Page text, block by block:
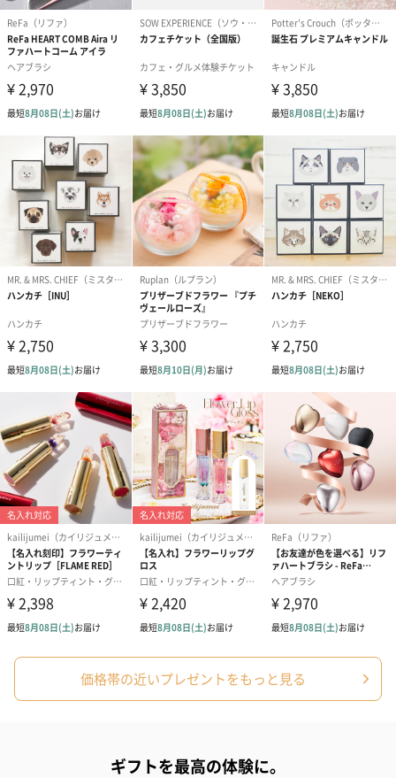
生花
生花のブーケを同梱します。
※9-15時にご注文いただく場合、最短のお届け可能日が通常より
も1日遅くなります。
シーズンブーケ（ひま
わり）（1,880円）
ブーケ（ホワイトグリ
ーン）（1,650円）
ブーケ（ピン
（1,650円）
ドライフラワー・プリザーブドフラワー
自然のお花で作ったドライフラワー・プリザーブドフラワーを同
梱します。
一部花材が写真と異なる場合がございます。予めご了承くださ
い。パッケージに入れてお届けします。
プリザーブドフラワー
ブーケ（ピンク）
（2,580円）
プリザーブドフラワー
ブーケ（ブルー）
（2,580円）
ク）（1,500円
ぬいぐるみ
価格帯の近いプレゼントをもっと見る
ギフトを最高の体験に。